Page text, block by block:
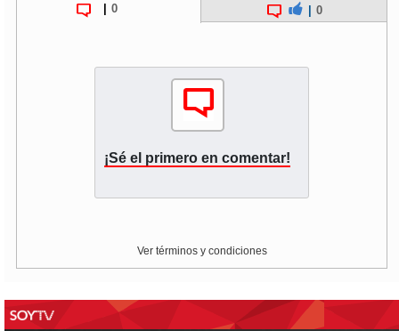
0 0
¡Sé el primero en comentar!
Ver términos y condiciones